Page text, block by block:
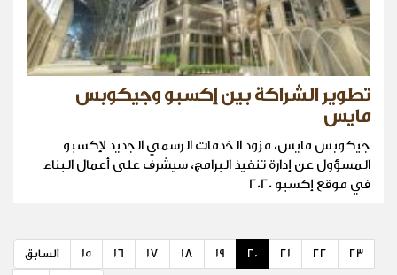
تطوير الشراكة بين إكسبو وجيكوبس
مايس
جيكوبس مايس، مزود الخدمات الرسمي الجديد لإكسبو
المسؤول عن إدارة تنفيذ البرامج، سيشرف على أعمال البناء
في موقع إكسبو 2020
السابق 15 16 17 18 19 20 21 22 23